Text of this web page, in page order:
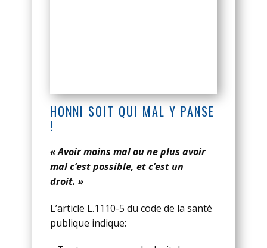
HONNI SOIT QUI MAL Y PANSE
!
« Avoir moins mal ou ne plus avoir
mal c’est possible, et c’est un
droit. »
L’article L.1110-5 du code de la santé
publique indique: